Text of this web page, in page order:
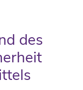
des